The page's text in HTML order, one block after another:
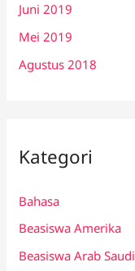
Juni 2019
Mei 2019
Agustus 2018
Kategori
Bahasa
Beasiswa Amerika
Beasiswa Arab Saudi